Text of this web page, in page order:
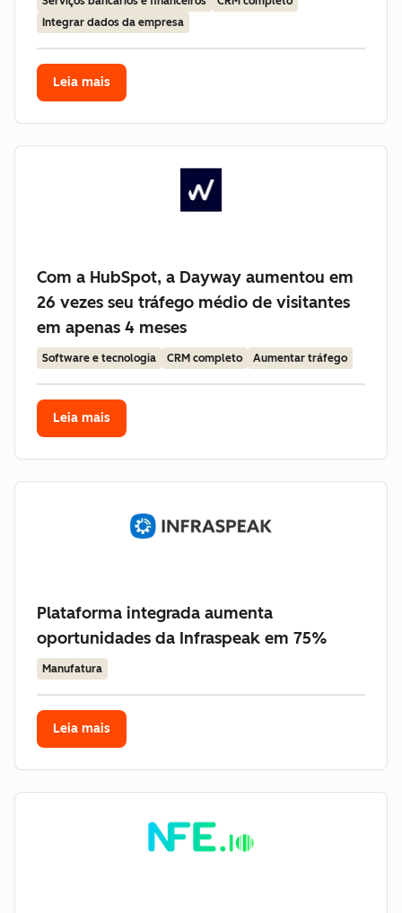
Integrar dados da empresa
Leia mais
Com a HubSpot, a Dayway aumentou em
26 vezes seu tráfego médio de visitantes
em apenas 4 meses
Software e tecnologia CRM completo Aumentar tráfego
Leia mais
Plataforma integrada aumenta
oportunidades da Infraspeak em 75%
Manufatura
Leia mais